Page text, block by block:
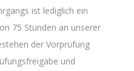
ist lediglich ein
75 Stunden an unserer
der Vorprüfung
und